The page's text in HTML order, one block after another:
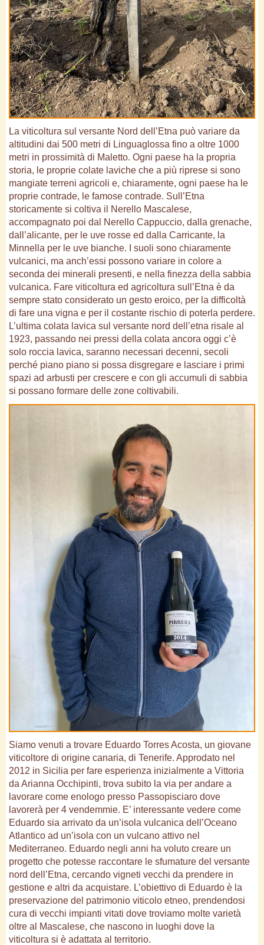
La viticoltura sul versante Nord dell’Etna può variare da
altitudini dai 500 metri di Linguaglossa fino a oltre 1000
metri in prossimità di Maletto. Ogni paese ha la propria
storia, le proprie colate laviche che a più riprese si sono
mangiate terreni agricoli e, chiaramente, ogni paese ha le
proprie contrade, le famose contrade. Sull’Etna
storicamente si coltiva il Nerello Mascalese,
accompagnato poi dal Nerello Cappuccio, dalla grenache,
dall’alicante, per le uve rosse ed dalla Carricante, la
Minnella per le uve bianche. I suoli sono chiaramente
vulcanici, ma anch’essi possono variare in colore a
seconda dei minerali presenti, e nella finezza della sabbia
vulcanica. Fare viticoltura ed agricoltura sull’Etna è da
sempre stato considerato un gesto eroico, per la difficoltà
di fare una vigna e per il costante rischio di poterla perdere.
L’ultima colata lavica sul versante nord dell’etna risale al
1923, passando nei pressi della colata ancora oggi c’è
solo roccia lavica, saranno necessari decenni, secoli
perché piano piano si possa disgregare e lasciare i primi
spazi ad arbusti per crescere e con gli accumuli di sabbia
si possano formare delle zone coltivabili.
Siamo venuti a trovare Eduardo Torres Acosta, un giovane
viticoltore di origine canaria, di Tenerife. Approdato nel
2012 in Sicilia per fare esperienza inizialmente a Vittoria
da Arianna Occhipinti, trova subito la via per andare a
lavorare come enologo presso Passopisciaro dove
lavorerà per 4 vendemmie. E’ interessante vedere come
Eduardo sia arrivato da un’isola vulcanica dell’Oceano
Atlantico ad un’isola con un vulcano attivo nel
Mediterraneo. Eduardo negli anni ha voluto creare un
progetto che potesse raccontare le sfumature del versante
nord dell’Etna, cercando vigneti vecchi da prendere in
gestione e altri da acquistare. L’obiettivo di Eduardo è la
preservazione del patrimonio viticolo etneo, prendendosi
cura di vecchi impianti vitati dove troviamo molte varietà
oltre al Mascalese, che nascono in luoghi dove la
viticoltura si è adattata al territorio.